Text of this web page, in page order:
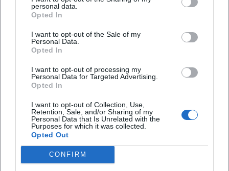
personal data.
Opted In
I want to opt-out of the Sale of my
Personal Data.
Opted In
I want to opt-out of processing my
Personal Data for Targeted Advertising.
Opted In
I want to opt-out of Collection, Use,
Retention, Sale, and/or Sharing of my
Personal Data that Is Unrelated with the
Purposes for which it was collected.
Opted Out
CONFIRM
Veranstaltungen und Termine. Die Vereinsseite
strukturieren und die Gemeinschaft im Ort sichtbar
machen. Dazu gehören Sommerfeste,
Ferienprogramme für Kinder, Ausflüge,
Fachvorträge, Baumschneidekurse und die
regelmäßige Treffen der Siedlerfrauen, die den
Dorfbrunnen kunstvoll als Osterbrunnen
schmücken und je nach Wetterlage ein
Brunnenfest veranstalten. Auch die
Häufig gestellte Fragen
Wo finde ich Veranstaltungen der Siedler- und
Eigenheimergemeinschaft Neue Heimat
Poppenricht e.V.?